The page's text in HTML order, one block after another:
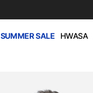
SUMMER SALE HWASA